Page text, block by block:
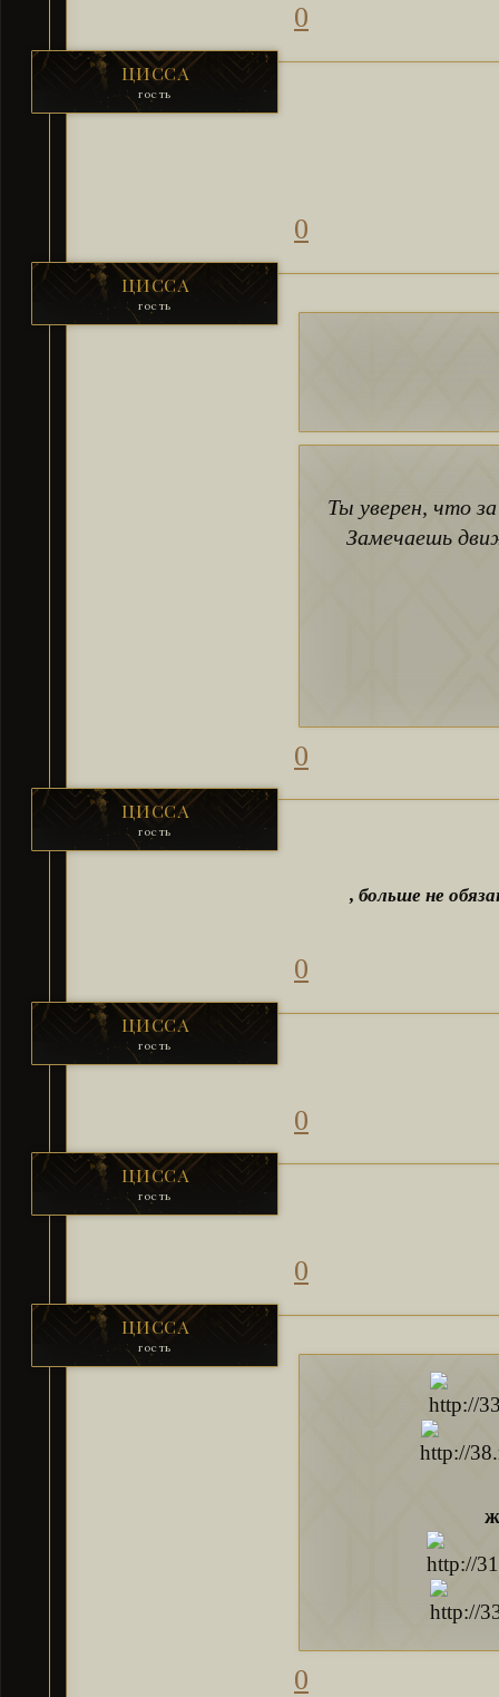
0
ЦИССА
гость
0
ЦИССА
гость
Ты уверен, что
Замечаешь
0
ЦИССА
гость
, больше не
0
ЦИССА
гость
0
ЦИССА
гость
0
ЦИССА
гость
0